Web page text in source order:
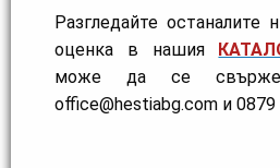
Разгледайте останалите
оценка в нашия
може да се
office@hestiabg.com и 0879